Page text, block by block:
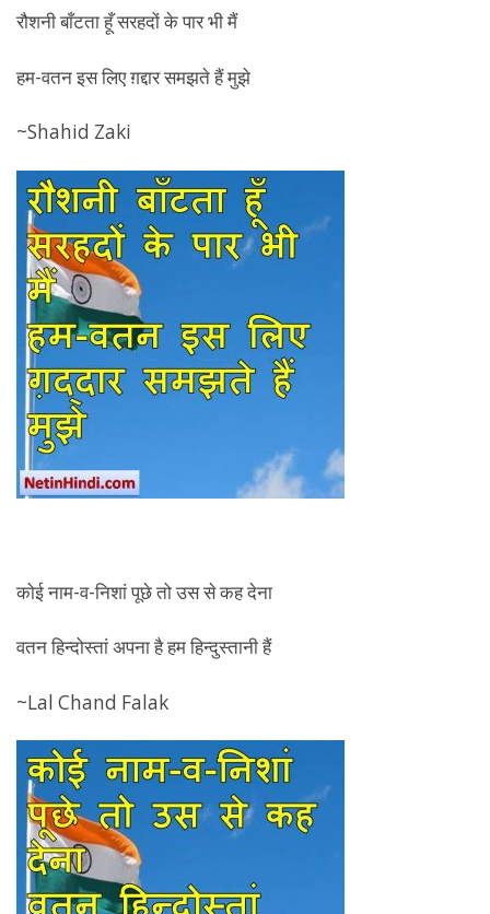
रौशनी बाँटता हूँ सरहदों के पार भी मैं
हम-वतन इस लिए ग़द्दार समझते हैं मुझे
~Shahid Zaki
कोई नाम-व-निशां पूछे तो उस से कह देना
वतन हिन्दोस्तां अपना है हम हिन्दुस्तानी हैं
~Lal Chand Falak